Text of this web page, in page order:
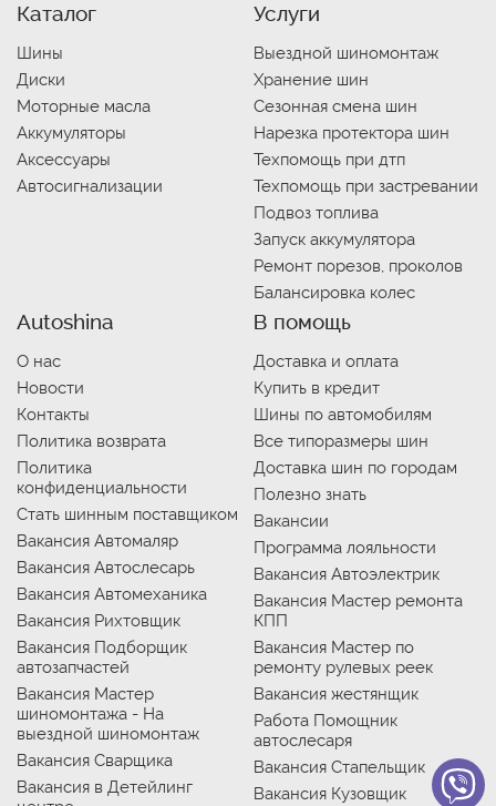
Каталог
Шины
Диски
Моторные масла
Аккумуляторы
Аксессуары
Автосигнализации
Услуги
Выездной шиномонтаж
Хранение шин
Сезонная смена шин
Нарезка протектора шин
Техпомощь при дтп
Техпомощь при застревании
Подвоз топлива
Запуск аккумулятора
Ремонт порезов, проколов
Балансировка колес
Autoshina
О нас
Новости
Контакты
Политика возврата
Политика
конфиденциальности
Стать шинным поставщиком
Вакансия Автомаляр
Вакансия Автослесарь
Вакансия Автомеханика
Вакансия Рихтовщик
Вакансия Подборщик
автозапчастей
Вакансия Мастер
шиномонтажа - На
выездной шиномонтаж
Вакансия Сварщика
Вакансия в Детейлинг
В помощь
Доставка и оплата
Купить в кредит
Шины по автомобилям
Все типоразмеры шин
Доставка шин по городам
Полезно знать
Вакансии
Программа лояльности
Вакансия Автоэлектрик
Вакансия Мастер ремонта
КПП
Вакансия Мастер по
ремонту рулевых реек
Вакансия жестянщик
Работа Помощник
автослесаря
Вакансия Стапельщик
Вакансия Кузовщик